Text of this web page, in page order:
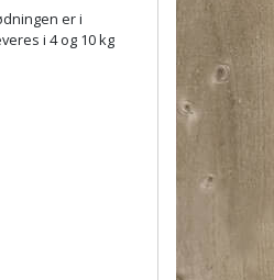
er i
i 4 og 10 kg